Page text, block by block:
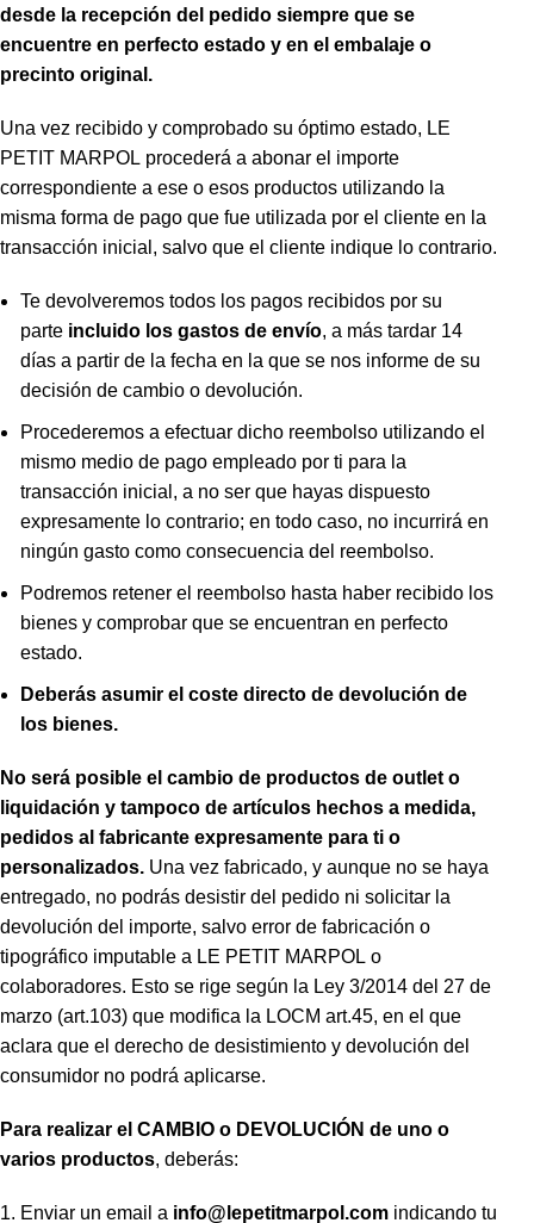
desde la recepción del pedido siempre que se
encuentre en perfecto estado y en el embalaje o
precinto original.
Una vez recibido y comprobado su óptimo estado, LE
PETIT MARPOL procederá a abonar el importe
correspondiente a ese o esos productos utilizando la
misma forma de pago que fue utilizada por el cliente en la
transacción inicial, salvo que el cliente indique lo contrario.
Te devolveremos todos los pagos recibidos por su
parte incluido los gastos de envío, a más tardar 14
días a partir de la fecha en la que se nos informe de su
decisión de cambio o devolución.
Procederemos a efectuar dicho reembolso utilizando el
mismo medio de pago empleado por ti para la
transacción inicial, a no ser que hayas dispuesto
expresamente lo contrario; en todo caso, no incurrirá en
ningún gasto como consecuencia del reembolso.
Podremos retener el reembolso hasta haber recibido los
bienes y comprobar que se encuentran en perfecto
estado.
Deberás asumir el coste directo de devolución de
los bienes.
No será posible el cambio de productos de outlet o
liquidación y tampoco de artículos hechos a medida,
pedidos al fabricante expresamente para ti o
personalizados. Una vez fabricado, y aunque no se haya
entregado, no podrás desistir del pedido ni solicitar la
devolución del importe, salvo error de fabricación o
tipográfico imputable a LE PETIT MARPOL o
colaboradores. Esto se rige según la Ley 3/2014 del 27 de
marzo (art.103) que modifica la LOCM art.45, en el que
aclara que el derecho de desistimiento y devolución del
consumidor no podrá aplicarse.
Para realizar el CAMBIO o DEVOLUCIÓN de uno o
varios productos, deberás:
Enviar un email a info@lepetitmarpol .com indicando tu